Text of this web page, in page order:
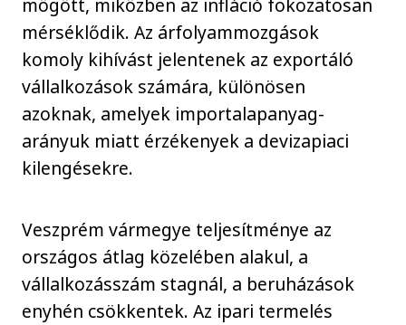
mérséklődik. Az árfolyammozgások
komoly kihívást jelentenek az exportáló
vállalkozások számára, különösen
azoknak, amelyek importalapanyag-
arányuk miatt érzékenyek a devizapiaci
kilengésekre.
Veszprém vármegye teljesítménye az
országos átlag közelében alakul, a
vállalkozásszám stagnál, a beruházások
enyhén csökkentek. Az ipari termelés